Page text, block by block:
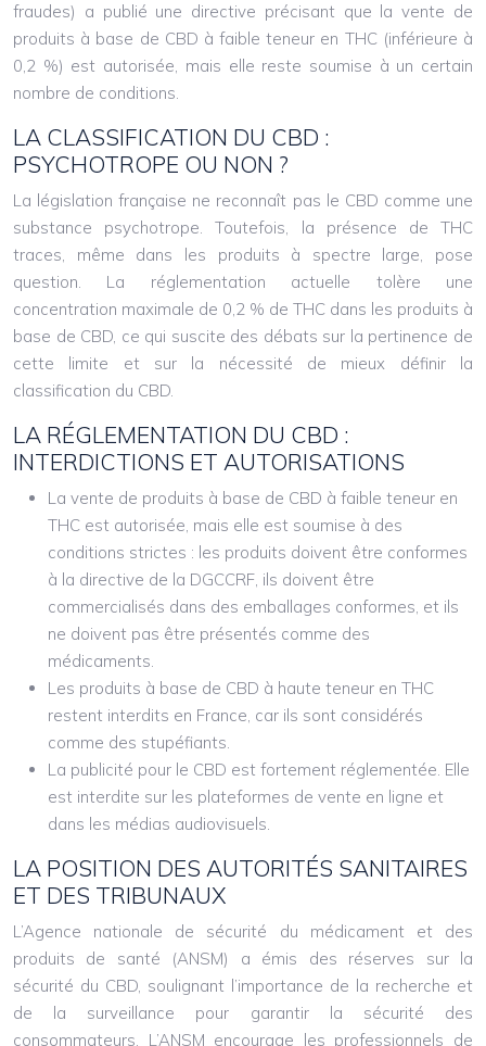
fraudes) a publié une directive précisant que la vente de
produits à base de CBD à faible teneur en THC (inférieure à
0,2 %) est autorisée, mais elle reste soumise à un certain
nombre de conditions.
LA CLASSIFICATION DU CBD :
PSYCHOTROPE OU NON ?
La législation française ne reconnaît pas le CBD comme une
substance psychotrope. Toutefois, la présence de THC
traces, même dans les produits à spectre large, pose
question. La réglementation actuelle tolère une
concentration maximale de 0,2 % de THC dans les produits à
base de CBD, ce qui suscite des débats sur la pertinence de
cette limite et sur la nécessité de mieux définir la
classification du CBD.
LA RÉGLEMENTATION DU CBD :
INTERDICTIONS ET AUTORISATIONS
La vente de produits à base de CBD à faible teneur en
THC est autorisée, mais elle est soumise à des
conditions strictes : les produits doivent être conformes
à la directive de la DGCCRF, ils doivent être
commercialisés dans des emballages conformes, et ils
ne doivent pas être présentés comme des
médicaments.
Les produits à base de CBD à haute teneur en THC
restent interdits en France, car ils sont considérés
comme des stupéfiants.
La publicité pour le CBD est fortement réglementée. Elle
est interdite sur les plateformes de vente en ligne et
dans les médias audiovisuels.
LA POSITION DES AUTORITÉS SANITAIRES
ET DES TRIBUNAUX
L’Agence nationale de sécurité du médicament et des
produits de santé (ANSM) a émis des réserves sur la
sécurité du CBD, soulignant l’importance de la recherche et
de la surveillance pour garantir la sécurité des
consommateurs. L’ANSM encourage les professionnels de